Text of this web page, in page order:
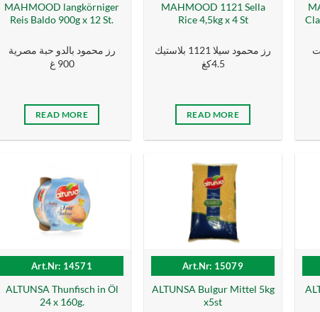
MAHMOOD langkörniger
Reis Baldo 900g x 12 St.
رز محمود بالدو حبة مصرية
900 غ
READ MORE
MAHMOOD 1121 Sella
Rice 4,5kg x 4 St
رز محمود سيلا 1121 بلاستيك
4.5كغ
READ MORE
Art.Nr: 14571
ALTUNSA Thunfisch in Öl
24 x 160g.
Art.Nr: 15079
ALTUNSA Bulgur Mittel 5kg
x5st